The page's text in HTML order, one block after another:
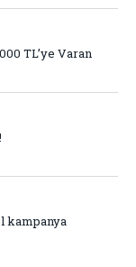
TL’ye Varan
kampanya